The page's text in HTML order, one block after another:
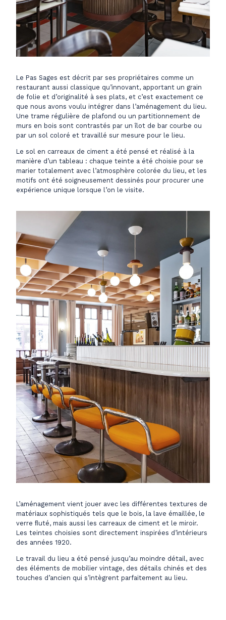
Le Pas Sages est décrit par ses propriétaires comme un
restaurant aussi classique qu’innovant, apportant un grain
de folie et d’originalité à ses plats, et c’est exactement ce
que nous avons voulu intégrer dans l’aménagement du lieu.
Une trame régulière de plafond ou un partitionnement de
murs en bois sont contrastés par un îlot de bar courbe ou
par un sol coloré et travaillé sur mesure pour le lieu.
Le sol en carreaux de ciment a été pensé et réalisé à la
manière d’un tableau : chaque teinte a été choisie pour se
marier totalement avec l’atmosphère colorée du lieu, et les
motifs ont été soigneusement dessinés pour procurer une
expérience unique lorsque l’on le visite.
L’aménagement vient jouer avec les différentes textures de
matériaux sophistiqués tels que le bois, la lave émaillée, le
verre ﬂuté, mais aussi les carreaux de ciment et le miroir.
Les teintes choisies sont directement inspirées d’intérieurs
des années 1920.
Le travail du lieu a été pensé jusqu’au moindre détail, avec
des éléments de mobilier vintage, des détails chinés et des
touches d’ancien qui s’intègrent parfaitement au lieu.